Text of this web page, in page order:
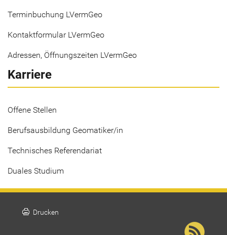
Terminbuchung LVermGeo
Kontaktformular LVermGeo
Adressen, Öffnungszeiten LVermGeo
Karriere
Offene Stellen
Berufsausbildung Geomatiker/in
Technisches Referendariat
Duales Studium
print Drucken